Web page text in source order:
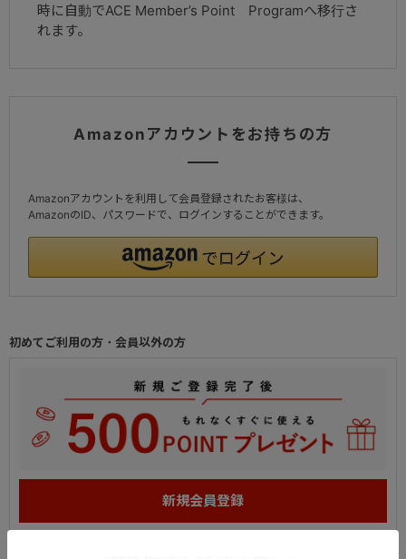
時に自動でACE Member’s Point Programへ移行さ
れます。
Amazonアカウントをお持ちの方
Amazonアカウントを利用して会員登録されたお客様は、
AmazonのID、パスワードで、ログインすることができます。
初めてご利用の方・会員以外の方